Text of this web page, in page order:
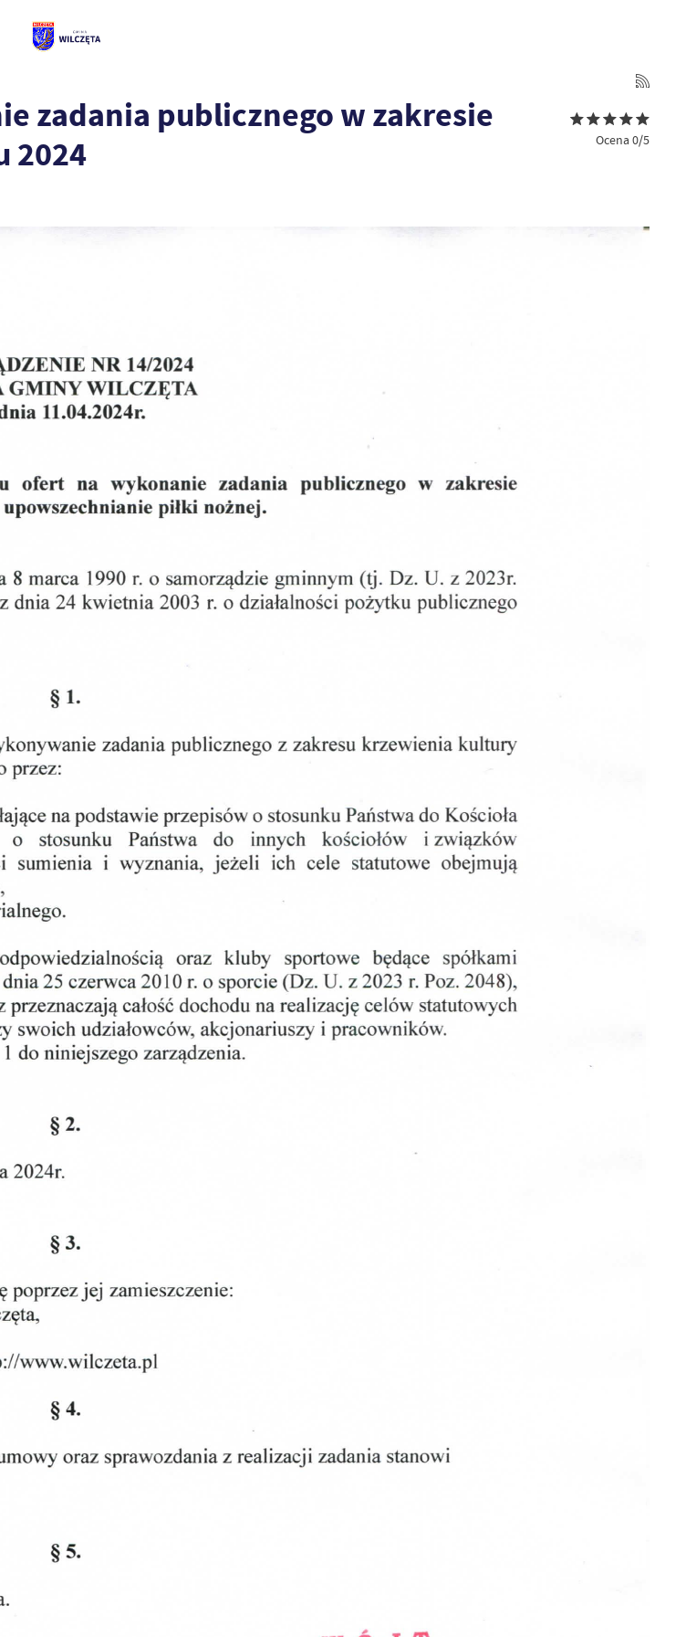
zadania publicznego w zakresie
2024
Ocena 0/5